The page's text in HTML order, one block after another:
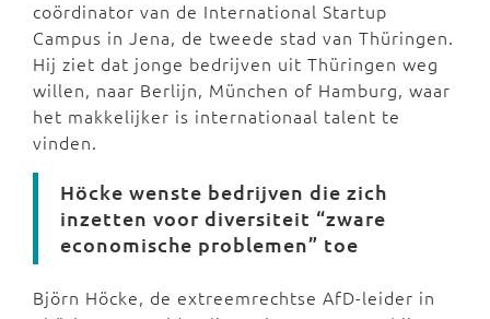
coördinator van de International Startup
Campus in Jena, de tweede stad van Thüringen.
Hij ziet dat jonge bedrijven uit Thüringen weg
willen, naar Berlijn, München of Hamburg, waar
het makkelijker is internationaal talent te
vinden.
Höcke wenste bedrijven die zich
inzetten voor diversiteit “zware
economische problemen” toe
Björn Höcke, de extreemrechtse AfD-leider in